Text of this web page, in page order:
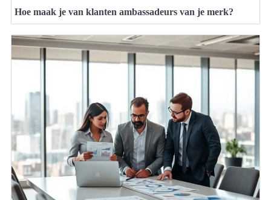
Hoe maak je van klanten ambassadeurs van je merk?